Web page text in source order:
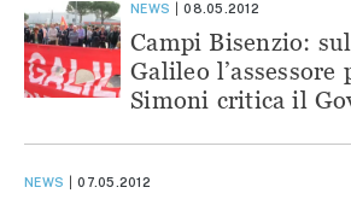
NEWS 08.05.2012
Campi Bisenzio:
Galileo l’assessore
Simoni critica il
NEWS 07.05.2012